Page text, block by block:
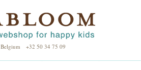
+32 50 34 75 09